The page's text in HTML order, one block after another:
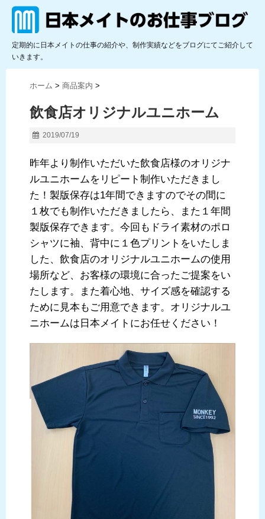
定期的に日本メイトの仕事の紹介や、制作実績などをブログにてご紹介して
いきます。
ホーム > 商品案内 >
飲食店オリジナルユニホーム
2019/07/19
昨年より制作いただいた飲食店様のオリジナ
ルユニホームをリピート制作いただきまし
た！製版保存は1年間できますのでその間に
１枚でも制作いただきましたら、また１年間
製版保存できます。今回もドライ素材のポロ
シャツに袖、背中に１色プリントをいたしま
した、飲食店のオリジナルユニホームの使用
場所など、お客様の環境に合ったご提案をい
たします。また着心地、サイズ感を確認する
ために見本もご用意できます。オリジナルユ
ニホームは日本メイトにお任せください！